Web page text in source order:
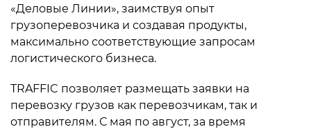
«Деловые Линии», заимствуя опыт
грузоперевозчика и создавая продукты,
максимально соответствующие запросам
логистического бизнеса.
TRAFFIC позволяет размещать заявки на
перевозку грузов как перевозчикам, так и
отправителям. С мая по август, за время